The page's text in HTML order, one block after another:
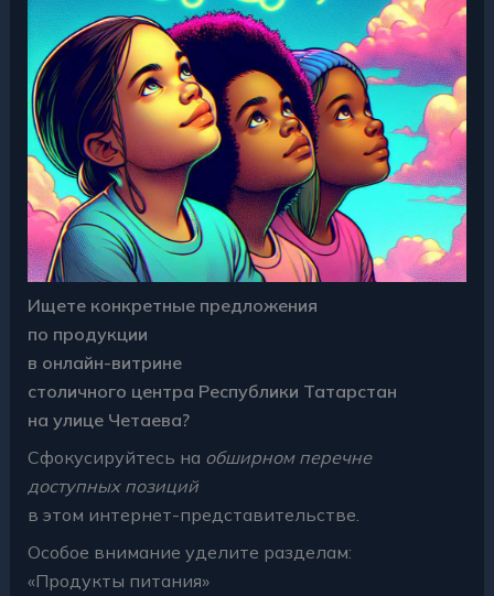
Ищете конкретные предложения
по продукции
в онлайн-витрине
столичного центра Республики Татарстан
на улице Четаева?
Сфокусируйтесь на обширном перечне
доступных позиций
в этом интернет-представительстве.
Особое внимание уделите разделам:
«Продукты питания»